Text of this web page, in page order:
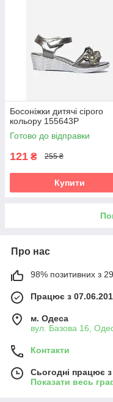
Босоніжки дитячі сірого
кольору 155643P
Готово до відправки
121 ₴ 255 ₴
Купити
Про нас
98% позитивних з
Працює з
м. Одеса
вул. Базова 16,
Контакти
Сьогодні працює
Показати весь